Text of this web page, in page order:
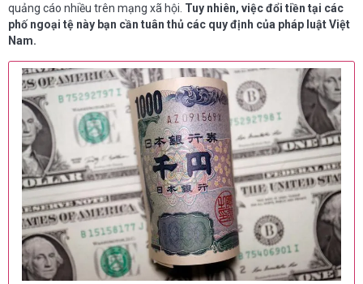
quảng cáo nhiều trên mạng xã hội. Tuy nhiên, việc đổi tiền tại các
phố ngoại tệ này bạn cần tuân thủ các quy định của pháp luật Việt
Nam.